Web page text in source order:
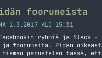
foorumeista
1.3.2017 KLO 15:31
Facebookin ryhmiä ja Slack
ja foorumeita. Pidän
perustelen tässä,